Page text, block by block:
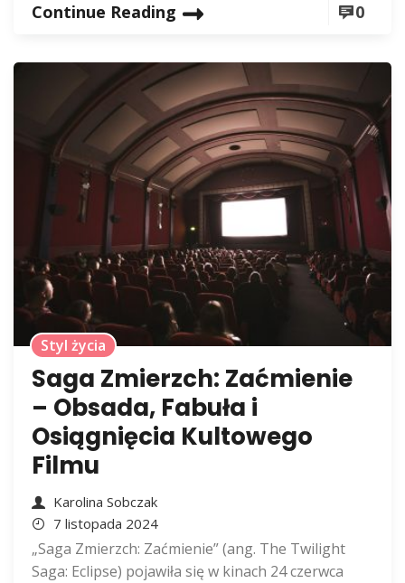
Continue Reading 0
Styl życia
Saga Zmierzch: Zaćmienie
– Obsada, Fabuła i
Osiągnięcia Kultowego
Filmu
Karolina Sobczak
7 listopada 2024
„Saga Zmierzch: Zaćmienie” (ang. The Twilight
Saga: Eclipse) pojawiła się w kinach 24 czerwca